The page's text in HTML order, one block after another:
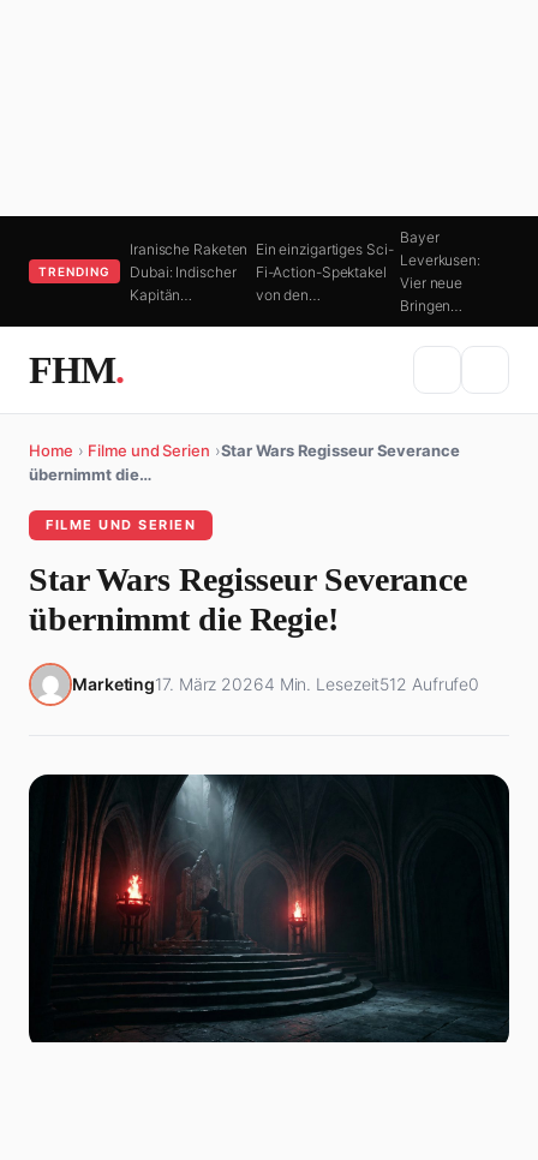
TRENDING
Iranische Raketen
Dubai: Indischer
Kapitän…
Ein einzigartiges Sci-
Fi-Action-Spektakel
von den…
Bayer
Leverkusen:
Vier neue
Bringen…
FHM.
Home › Filme und Serien ›Star Wars Regisseur Severance
übernimmt die…
FILME UND SERIEN
Star Wars Regisseur Severance
übernimmt die Regie!
Marketing17. März 20264 Min. Lesezeit512 Aufrufe0